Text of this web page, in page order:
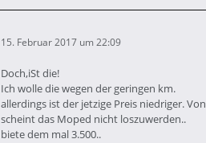
15. Februar 2017 um 22:09
Doch,iSt die!
Ich wolle die wegen der geringen km.
allerdings ist der jetzige Preis niedriger.
scheint das Moped nicht loszuwerden..
biete dem mal 3.500..